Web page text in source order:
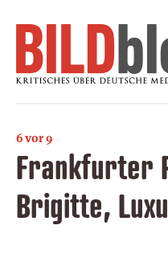
6 vor 9
Frankfurter
Brigitte,